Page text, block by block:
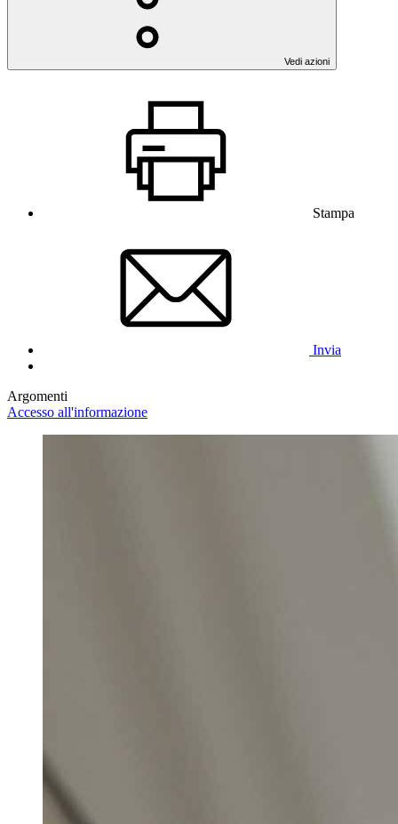
Vedi azioni
Stampa
Invia
Argomenti
Accesso all'informazione